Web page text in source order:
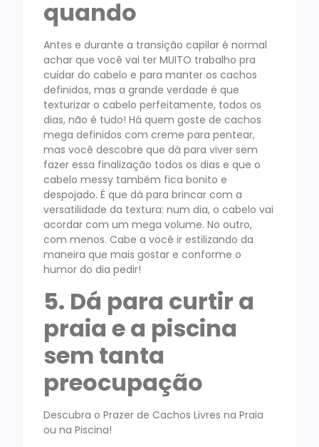
quando
Antes e durante a transição capilar é normal
achar que você vai ter MUITO trabalho pra
cuidar do cabelo e para manter os cachos
definidos, mas a grande verdade é que
texturizar o cabelo perfeitamente, todos os
dias, não é tudo! Há quem goste de cachos
mega definidos com creme para pentear,
mas você descobre que dá para viver sem
fazer essa finalização todos os dias e que o
cabelo messy também fica bonito e
despojado. É que dá para brincar com a
versatilidade da textura: num dia, o cabelo vai
acordar com um mega volume. No outro,
com menos. Cabe a você ir estilizando da
maneira que mais gostar e conforme o
humor do dia pedir!
5. Dá para curtir a
praia e a piscina
sem tanta
preocupação
Descubra o Prazer de Cachos Livres na Praia
ou na Piscina!